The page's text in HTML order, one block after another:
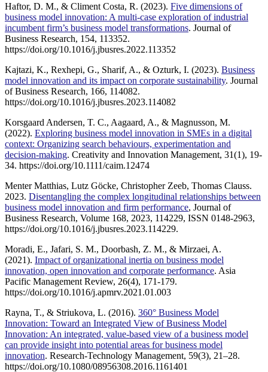
Haftor, D. M., & Climent Costa, R. (2023). Five dimensions of
business model innovation: A multi-case exploration of industrial
incumbent firm’s business model transformations. Journal of
Business Research, 154, 113352.
https://doi.org/10.1016/j.jbusres.2022.113352
Kajtazi, K., Rexhepi, G., Sharif, A., & Ozturk, I. (2023). Business
model innovation and its impact on corporate sustainability. Journal
of Business Research, 166, 114082.
https://doi.org/10.1016/j.jbusres.2023.114082
Korsgaard Andersen, T. C., Aagaard, A., & Magnusson, M.
(2022). Exploring business model innovation in SMEs in a digital
context: Organizing search behaviours, experimentation and
decision-making. Creativity and Innovation Management, 31(1), 19-
34. https://doi.org/10.1111/caim.12474
Menter Matthias, Lutz Göcke, Christopher Zeeb, Thomas Clauss.
2023. Disentangling the complex longitudinal relationships between
business model innovation and firm performance, Journal of
Business Research, Volume 168, 2023, 114229, ISSN 0148-2963,
https://doi.org/10.1016/j.jbusres.2023.114229.
Moradi, E., Jafari, S. M., Doorbash, Z. M., & Mirzaei, A.
(2021). Impact of organizational inertia on business model
innovation, open innovation and corporate performance. Asia
Pacific Management Review, 26(4), 171-179.
https://doi.org/10.1016/j.apmrv.2021.01.003
Rayna, T., & Striukova, L. (2016). 360° Business Model
Innovation: Toward an Integrated View of Business Model
Innovation: An integrated, value-based view of a business model
can provide insight into potential areas for business model
innovation. Research-Technology Management, 59(3), 21–28.
https://doi.org/10.1080/08956308.2016.1161401